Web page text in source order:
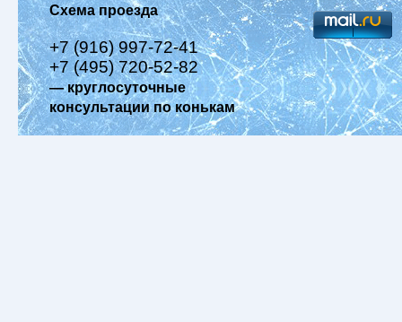
Схема проезда
+7 (916) 997-72-41
+7 (495) 720-52-82
— круглосуточные
консультации по конькам